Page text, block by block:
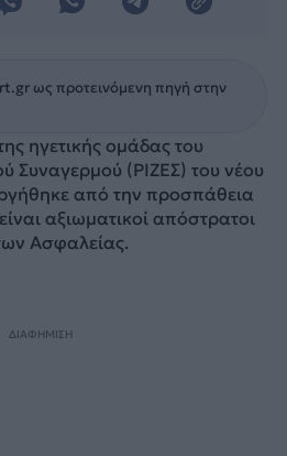
ως προτεινόμενη πηγή στην
ηγετικής ομάδας του
Συναγερμού (ΡΙΖΕΣ) του νέου
από την προσπάθεια
αξιωματικοί απόστρατοι
Ασφαλείας.
ΔΙΑΦΗΜΙΣΗ